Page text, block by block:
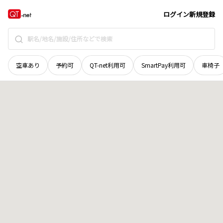
ログイン新規登録
空車あり 予約可 QT-net利用可 SmartPay利用可 車椅子
愛媛県